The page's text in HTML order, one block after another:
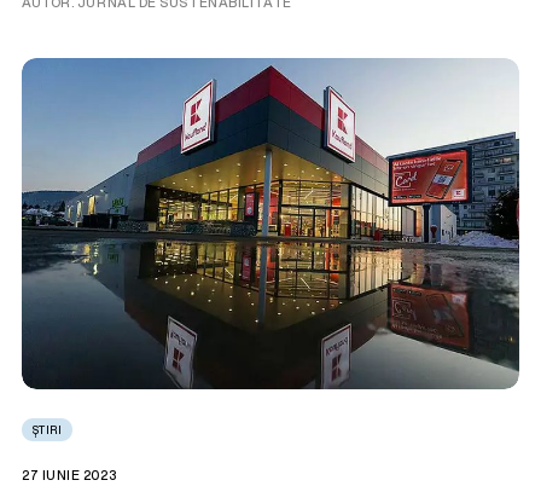
ȘTIRI
27 IUNIE 2023